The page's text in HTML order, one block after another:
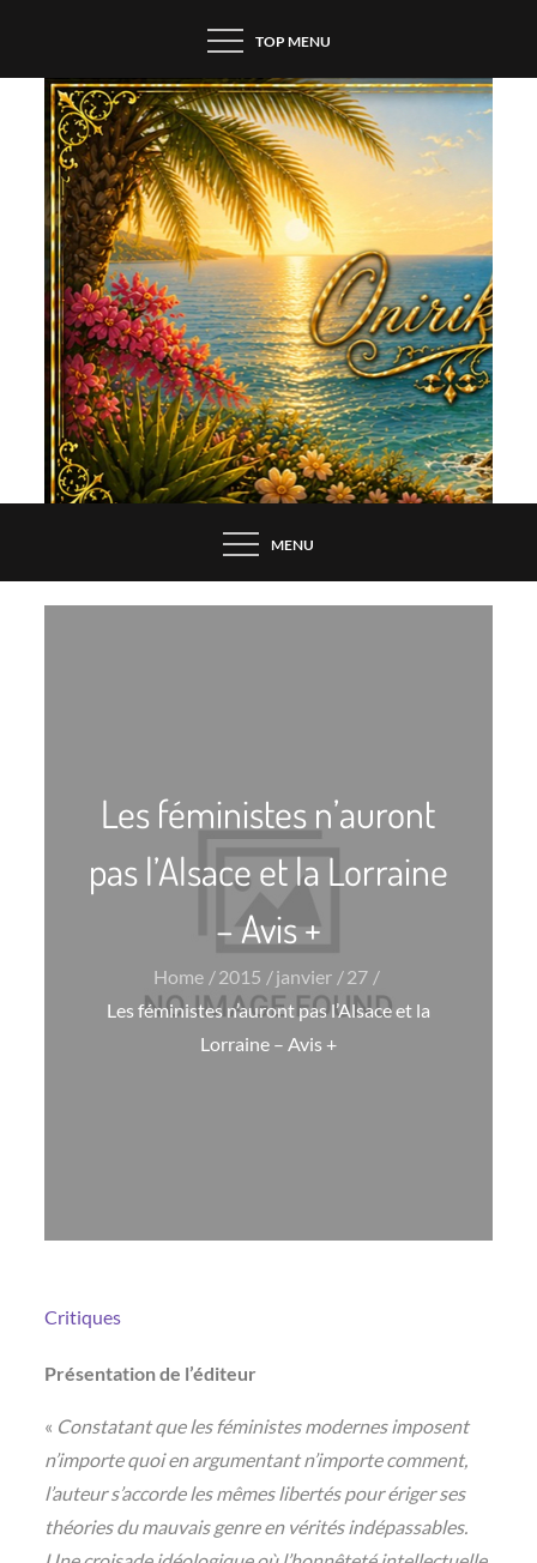
content
TOP MENU
MENU
Les féministes n’auront
pas l’Alsace et la Lorraine
– Avis +
Home 2015 janvier
27
Les féministes n’auront pas l’Alsace et la
Lorraine – Avis +
Critiques
Présentation de l’éditeur
« Constatant que les féministes modernes imposent
n’importe quoi en argumentant n’importe comment,
l’auteur s’accorde les mêmes libertés pour ériger ses
théories du mauvais genre en vérités indépassables.